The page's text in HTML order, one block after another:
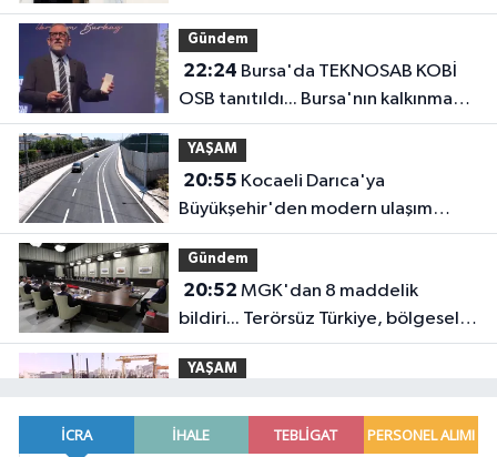
Gündem
22:24
OSB tanıtıldı... Bursa'nın kalkınma
yolculuğunda yeni dönem
YAŞAM
20:55
Büyükşehir'den modern ulaşım
yatırımı
Gündem
20:52
bildiri... Terörsüz Türkiye, bölgesel
güvenlik ve Gazze mesajı
YAŞAM
gemi